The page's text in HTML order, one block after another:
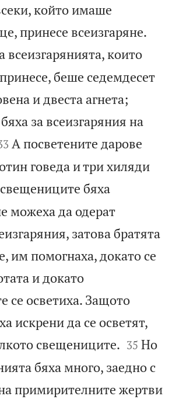
който имаше
принесе всеизгаряне.
всеизгарянията, които
беше седемдесет
и двеста агнета;
за всеизгаряния на
А посветените дарове
говеда и три хиляди
бяха
можеха да одерат
затова братята
им помогнаха, докато се
и докато
се осветиха. Защото
искрени да се осветят,
свещениците. 

35 Но
бяха много, заедно с
примирителните жертви